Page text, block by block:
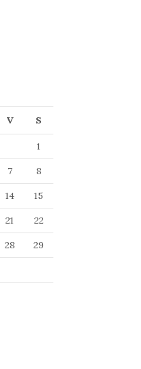
V S
1
7
8
14
15
21
22
28
29